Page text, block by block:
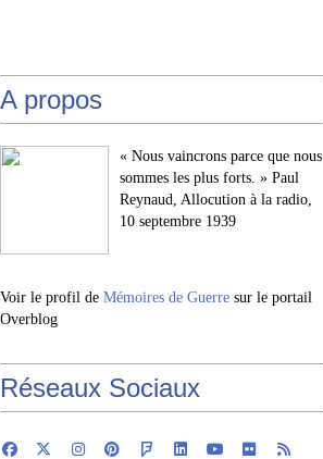
A propos
« Nous vaincrons parce que nous
sommes les plus forts. » Paul
Reynaud, Allocution à la radio,
10 septembre 1939
Voir le profil de Mémoires de Guerre sur le portail
Overblog
Réseaux Sociaux